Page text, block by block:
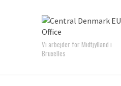
Vi arbejder for Midtjylland i
Bruxelles